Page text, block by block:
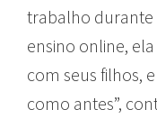
trabalho durante
ensino online,
com seus filhos,
como antes”,